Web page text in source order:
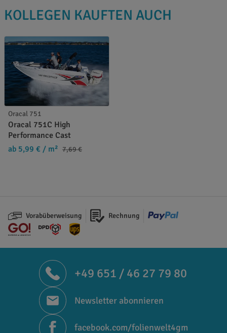
KOLLEGEN KAUFTEN AUCH
Oracal 751
Oracal 751C High
Performance Cast
ab 5,99 € / m² 7,69 €
Vorabüberweisung Rechnung
+49 651 / 46 27 79 80
Newsletter abonnieren
facebook.com/folienwelt4gm